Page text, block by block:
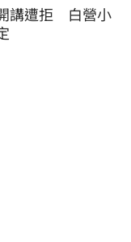
講遭拒　白營小